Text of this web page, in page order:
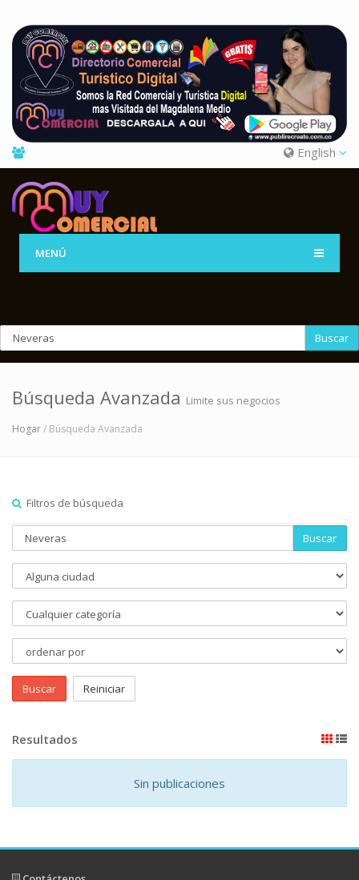
English
MENÚ
Buscar
Búsqueda Avanzada Limite sus negocios
Hogar/ Búsqueda Avanzada
Filtros de búsqueda
Buscar
Buscar Reiniciar
Resultados
Sin publicaciones